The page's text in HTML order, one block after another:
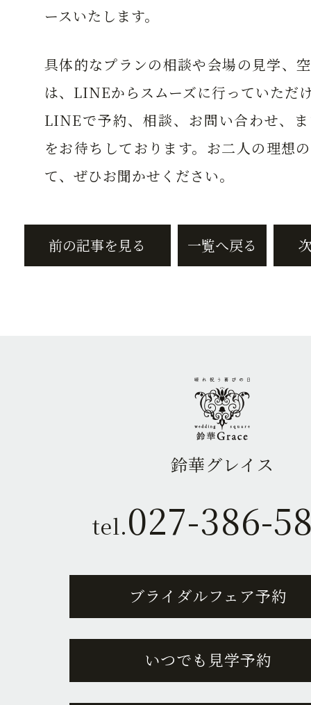
ースいたします。
具体的なプランの相談や会場の見学、
は、LINEからスムーズに行っていただ
LINEで予約、相談、お問い合わせ、
をお待ちしております。お二人の理想
て、ぜひお聞かせください。
前の記事を見る 一覧へ戻る
鈴華グレイス
tel.027-386-
ブライダルフェア予約
いつでも見学予約